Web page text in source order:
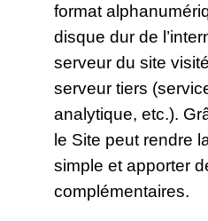
format
disque dur de
serveur du site
serveur tiers
analytique, etc.).
le Site peut rendre
simple et apporter
complémentaires.